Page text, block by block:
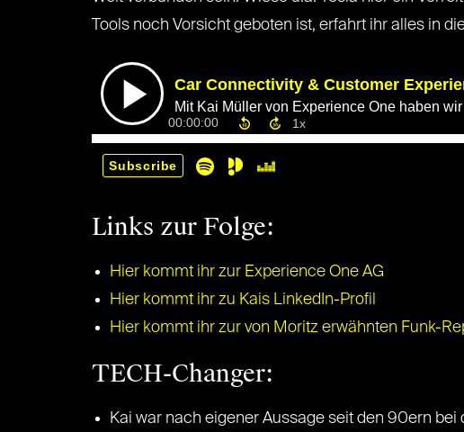
Tools noch Vorsicht geboten ist, erfahrt ihr alles in
Links zur Folge:
Hier kommt ihr zur Experience One AG
Hier kommt ihr zu Kais LinkedIn-Profil
Hier kommt ihr zur von Moritz erwähnten Funk-
TECH-Changer:
Kai war nach eigener Aussage seit den 90ern